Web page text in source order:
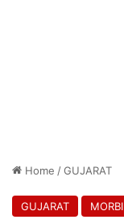
Home /GUJARAT
GUJARAT MORBI